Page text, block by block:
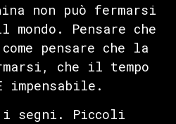
non può fermarsi
mondo. Pensare che
pensare che la
che il tempo
impensabile.
i segni. Piccoli